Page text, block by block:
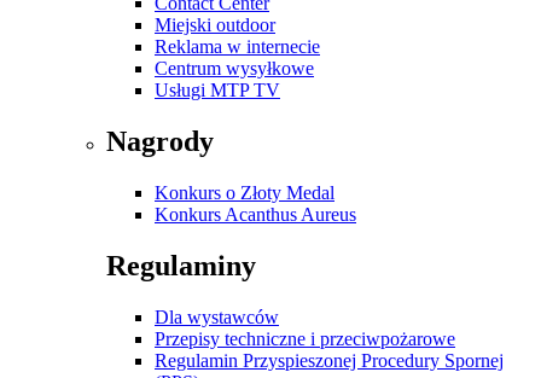
Miejski outdoor
Reklama w internecie
Centrum wysyłkowe
Usługi MTP TV
Nagrody
Konkurs o Złoty Medal
Konkurs Acanthus Aureus
Regulaminy
Dla wystawców
Przepisy techniczne i przeciwpożarowe
Regulamin Przyspieszonej Procedury Spornej